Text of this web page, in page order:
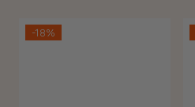
-18%